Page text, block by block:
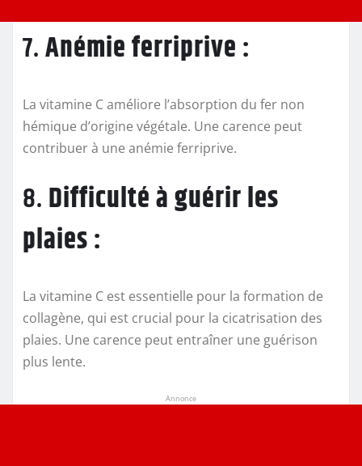
7.Anémie ferriprive :
La vitamine C améliore l’absorption du fer non
hémique d’origine végétale. Une carence peut
contribuer à une anémie ferriprive.
8.Difficulté à guérir les
plaies :
La vitamine C est essentielle pour la formation de
collagène, qui est crucial pour la cicatrisation des
plaies. Une carence peut entraîner une guérison
plus lente.
Annonce